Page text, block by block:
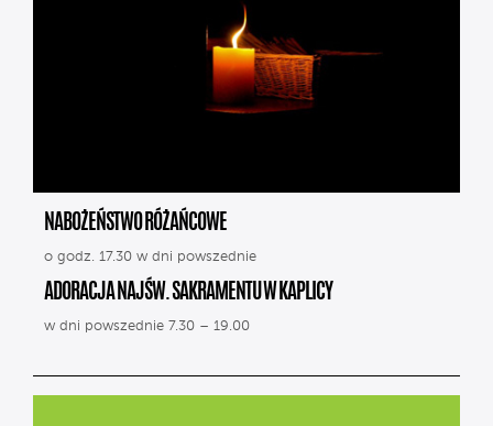
NABOŻEŃSTWO RÓŻAŃCOWE
o godz. 17.30 w dni powszednie
ADORACJA NAJŚW. SAKRAMENTU W KAPLICY
w dni powszednie 7.30 – 19.00